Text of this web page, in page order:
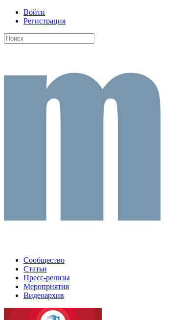
Войти
Регистрация
Сообщество
Статьи
Пресс-релизы
Мероприятия
Видеоархив